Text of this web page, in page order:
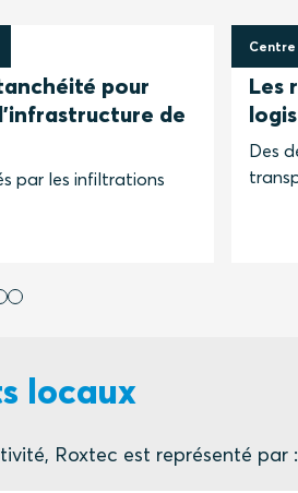
pour
de
par les infiltrations
Centre
9
Les
Des
locaux
Roxtec est représenté par :